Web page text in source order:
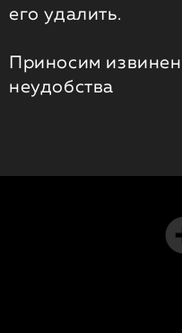
его удалить.
Приносим
неудобства